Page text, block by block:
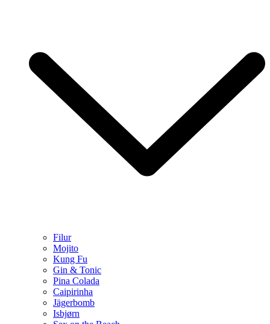
Filur
Mojito
Kung Fu
Gin & Tonic
Pina Colada
Caipirinha
Jägerbomb
Isbjørn